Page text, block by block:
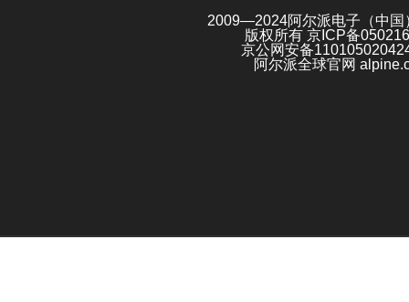
2009—2024阿尔派电子（中国
版权所有 京ICP备
京公网安备
阿尔派全球官网